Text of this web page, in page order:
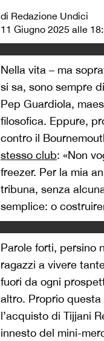
di Redazione Undici
11 Giugno 2025 alle
Nella vita – ma
si sa, sono sempre
Pep Guardiola,
filosofica. Eppure,
contro il
stesso club: «Non
freezer. Per la mia
tribuna, senza
semplice: o
Parole forti, persino
ragazzi a vivere
fuori da ogni
altro. Proprio
l’acquisto di Tijjani
innesto del mini-